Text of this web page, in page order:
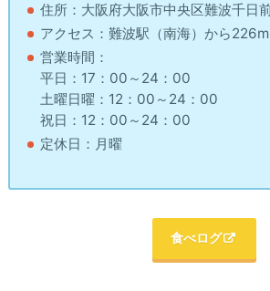
住所：大阪府大阪市中央区難波千日
アクセス：難波駅（南海）から226m
営業時間：
平日：17：00～24：00
土曜日曜：12：00～24：00
祝日：12：00～24：00
定休日：月曜
食べログ